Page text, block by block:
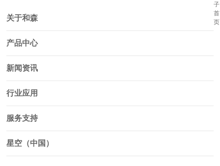
关于和森
产品中心
新闻资讯
行业应用
服务支持
星空（中国）
子
首
页